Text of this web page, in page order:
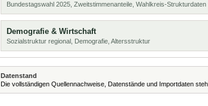
Bundestagswahl 2025, Zweitstimmenanteile, Wahlkreis-Strukturdaten
Demografie & Wirtschaft
Sozialstruktur regional, Demografie, Altersstruktur
Datenstand
Die vollständigen Quellennachweise, Datenstände und Importdaten